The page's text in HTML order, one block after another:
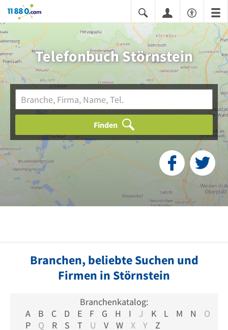
11880.com
Telefonbuch Störnstein
Finden
Branchen, beliebte Suchen und
Firmen in Störnstein
Branchenkatalog:
A
B C D E F G H I J K L M N
O
P
Q R S T U V W X Y Z